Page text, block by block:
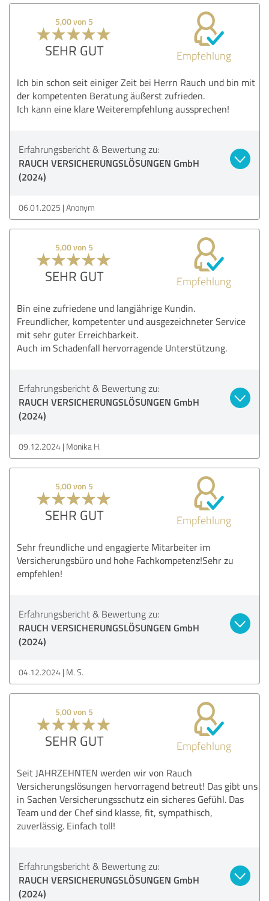
5,00 von 5
SEHR GUT Empfehlung
Ich bin schon seit einiger Zeit bei Herrn Rauch und bin mit
der kompetenten Beratung äußerst zufrieden.
Ich kann eine klare Weiterempfehlung aussprechen!
Erfahrungsbericht & Bewertung zu:
RAUCH VERSICHERUNGSLÖSUNGEN GmbH
(2024)
06.01.2025 Anonym
5,00 von 5
SEHR GUT Empfehlung
Bin eine zufriedene und langjährige Kundin.
Freundlicher, kompetenter und ausgezeichneter Service
mit sehr guter Erreichbarkeit.
Auch im Schadenfall hervorragende Unterstützung.
Erfahrungsbericht & Bewertung zu:
RAUCH VERSICHERUNGSLÖSUNGEN GmbH
(2024)
09.12.2024 Monika H.
5,00 von 5
SEHR GUT Empfehlung
Sehr freundliche und engagierte Mitarbeiter im
Versicherungsbüro und hohe Fachkompetenz!Sehr zu
empfehlen!
Erfahrungsbericht & Bewertung zu:
RAUCH VERSICHERUNGSLÖSUNGEN GmbH
(2024)
04.12.2024 M. S.
5,00 von 5
SEHR GUT Empfehlung
Seit JAHRZEHNTEN werden wir von Rauch
Versicherungslösungen hervorragend betreut! Das gibt uns
in Sachen Versicherungsschutz ein sicheres Gefühl. Das
Team und der Chef sind klasse, fit, sympathisch,
zuverlässig. Einfach toll!
Erfahrungsbericht & Bewertung zu:
RAUCH VERSICHERUNGSLÖSUNGEN GmbH
(2024)